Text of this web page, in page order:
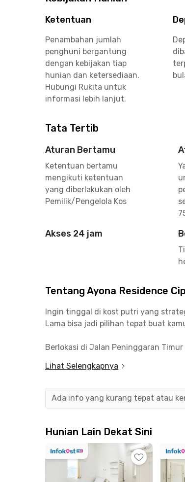
Ketentuan
Penambahan jumlah
penghuni bergantung
dengan kebijakan tiap
hunian dan ketersediaan.
Hubungi Rukita untuk
informasi lebih lanjut.
Tata Tertib
Aturan Bertamu
Ketentuan bertamu
mengikuti ketentuan
yang diberlakukan oleh
Pemilik/Pengelola Kos
Akses 24 jam
Tentang Ayona Residence
Ingin tinggal di kost putri yang
Lama bisa jadi pilihan tepat buat
Berlokasi di Jalan Peninggaran Timur
beraktivitas di area tersebut.
Akses transportasi umumnya juga
waktu 10 menit untuk naik KRL
Di sekitar Ayona Residence, kamu
Kambal, Gamy Coffee Space,
dengan berjalan kaki untuk belanja
Lihat Selengkapnya
Ada info yang kurang tepat atau
Hunian Lain Dekat Sini